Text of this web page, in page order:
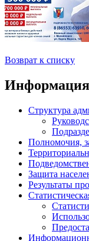
Возврат к списку
Информация
Структура
Полномочия,
Защита
Результаты